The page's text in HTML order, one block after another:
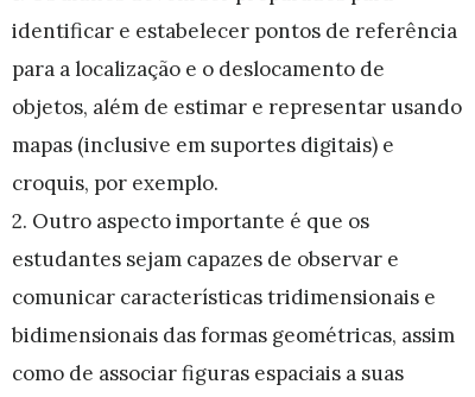
identificar e estabelecer pontos de referência
para a localização e o deslocamento de
objetos, além de estimar e representar usando
mapas (inclusive em suportes digitais) e
croquis, por exemplo.
2. Outro aspecto importante é que os
estudantes sejam capazes de observar e
comunicar características tridimensionais e
bidimensionais das formas geométricas, assim
como de associar figuras espaciais a suas